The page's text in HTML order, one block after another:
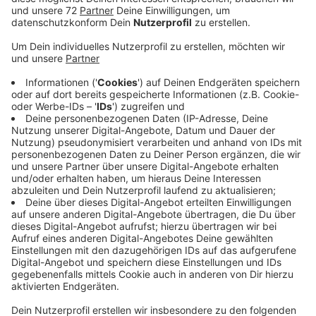
Anzeige
Insgesamt gibt es vier Ansprechpartner, an die sich
mögliche Betroffene wenden können. Rita Ehrenborg
(66) aus Münster ist pensionierte Krankenschwester,
Lehrerin für Pflegeberufe, Pflege- und Sozialcoach.
Barbara Kurlemann (63) aus Ibbenbüren arbeitete vor
ihrem Ruhestand als Sozialarbeiterin und im
Sozialmanagement mit Qualifizierungen in Mediation
und Krisenintervention. Cordula Mayer (64) aus Nottuln
war Kriminalhauptkommissarin mit dem Schwerpunkt
Opferschutz. Der Sonderpädagoge Josef Schlierkamp
(76) aus Waltrop hat über 30 Jahre eine Förderschule
geleitet. Menschen, die in Diensten und Einrichtungen
der Caritas im Bistum Münster betreut werden oder
früher betreut wurden und denen dort sexualisierte